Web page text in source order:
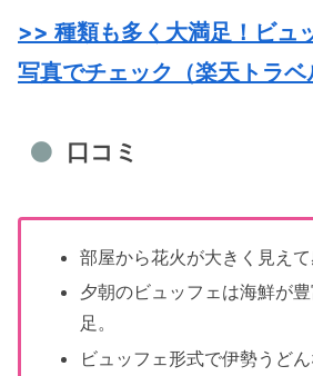
>> 種類も多く大満足！ビュ
写真でチェック（楽天トラベ
口コミ
部屋から花火が大きく見えて
夕朝のビュッフェは海鮮が
足。
ビュッフェ形式で伊勢うど